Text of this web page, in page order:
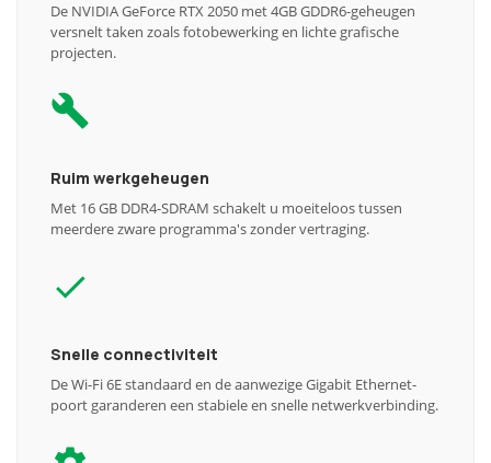
De NVIDIA GeForce RTX 2050 met 4GB GDDR6-geheugen
versnelt taken zoals fotobewerking en lichte grafische
projecten.
Ruim werkgeheugen
Met 16 GB DDR4-SDRAM schakelt u moeiteloos tussen
meerdere zware programma's zonder vertraging.
Snelle connectiviteit
De Wi-Fi 6E standaard en de aanwezige Gigabit Ethernet-
poort garanderen een stabiele en snelle netwerkverbinding.